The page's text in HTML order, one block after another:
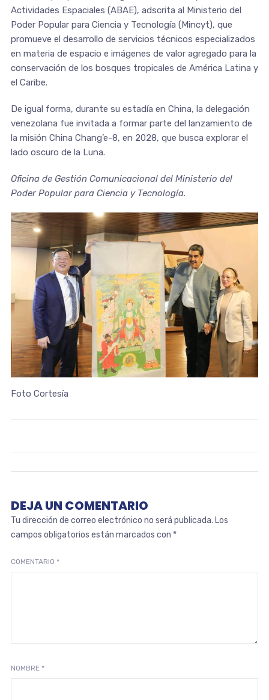
Actividades Espaciales (ABAE), adscrita al Ministerio del
Poder Popular para Ciencia y Tecnología (Mincyt), que
promueve el desarrollo de servicios técnicos especializados
en materia de espacio e imágenes de valor agregado para la
conservación de los bosques tropicales de América Latina y
el Caribe.
De igual forma, durante su estadía en China, la delegación
venezolana fue invitada a formar parte del lanzamiento de
la misión China Chang’e-8, en 2028, que busca explorar el
lado oscuro de la Luna.
Oficina de Gestión Comunicacional del Ministerio del
Poder Popular para Ciencia y Tecnología.
Foto Cortesía
DEJA UN COMENTARIO
Tu dirección de correo electrónico no será publicada. Los
campos obligatorios están marcados con *
COMENTARIO *
NOMBRE *